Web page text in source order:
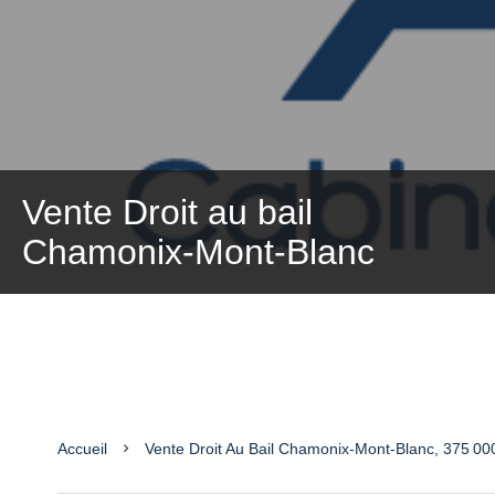
Vente Droit au bail
Chamonix-Mont-Blanc
Accueil Vente Droit Au Bail Chamonix-Mont-Blanc, 375